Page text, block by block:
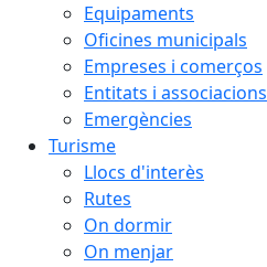
Equipaments
Oficines municipals
Empreses i comerços
Entitats i associacions
Emergències
Turisme
Llocs d'interès
Rutes
On dormir
On menjar